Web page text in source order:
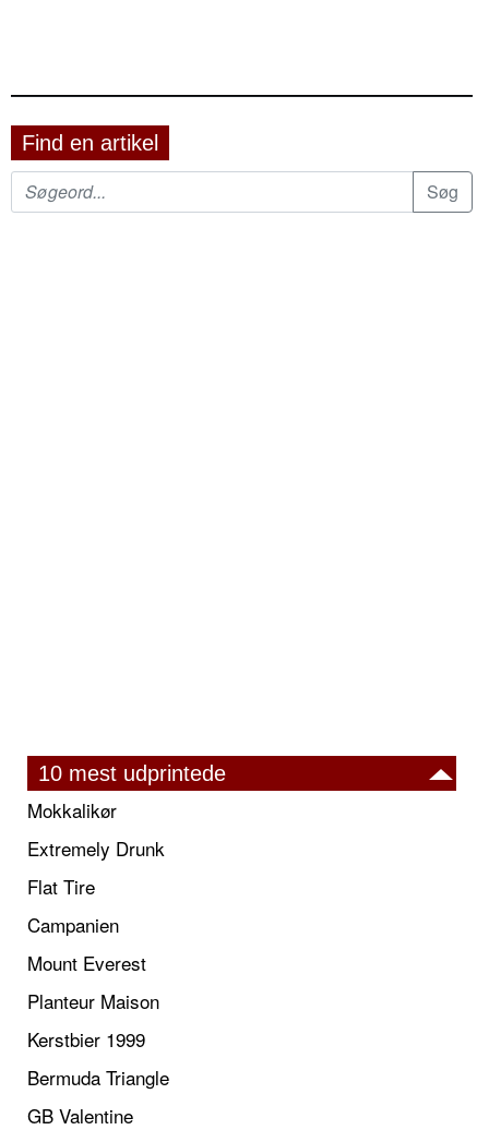
Find en artikel
10 mest udprintede
Mokkalikør
Extremely Drunk
Flat Tire
Campanien
Mount Everest
Planteur Maison
Kerstbier 1999
Bermuda Triangle
GB Valentine